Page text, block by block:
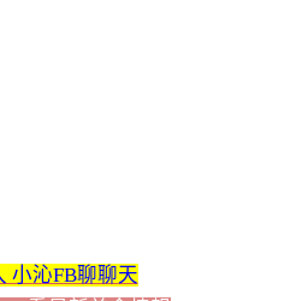
小沁FB聊聊天